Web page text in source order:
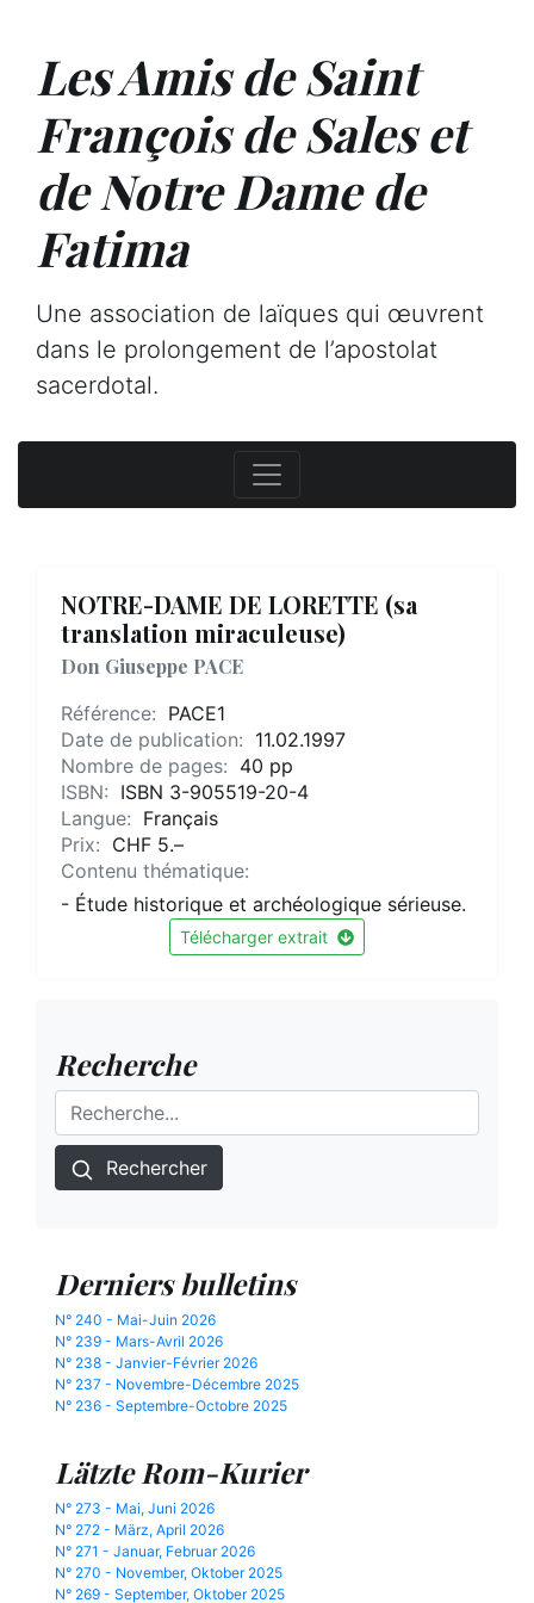
Les Amis de Saint
François de Sales et
de Notre Dame de
Fatima
Une association de laïques qui œuvrent
dans le prolongement de l’apostolat
sacerdotal.
NOTRE-DAME DE LORETTE (sa
translation miraculeuse)
Don Giuseppe PACE
Référence: PACE1
Date de publication: 11.02.1997
Nombre de pages: 40 pp
ISBN: ISBN 3-905519-20-4
Langue: Français
Prix: CHF 5.–
Contenu thématique:
- Étude historique et archéologique sérieuse.
Télécharger extrait
Recherche
Rechercher
Derniers bulletins
N° 240 - Mai-Juin 2026
N° 239 - Mars-Avril 2026
N° 238 - Janvier-Février 2026
N° 237 - Novembre-Décembre 2025
N° 236 - Septembre-Octobre 2025
Lätzte Rom-Kurier
N° 273 - Mai, Juni 2026
N° 272 - März, April 2026
N° 271 - Januar, Februar 2026
N° 270 - November, Oktober 2025
N° 269 - September, Oktober 2025